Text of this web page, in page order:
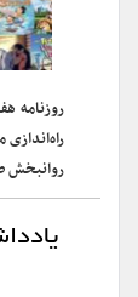
روزنامه
روانبخش